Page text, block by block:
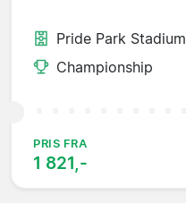
Pride Park Stadium
Championship
PRIS FRA
1 821,-